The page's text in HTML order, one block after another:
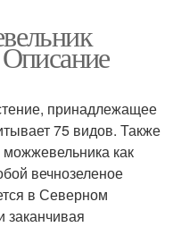
принадлежащее
75 видов. Также
можжевельника как
вечнозеленое
в Северном
заканчивая